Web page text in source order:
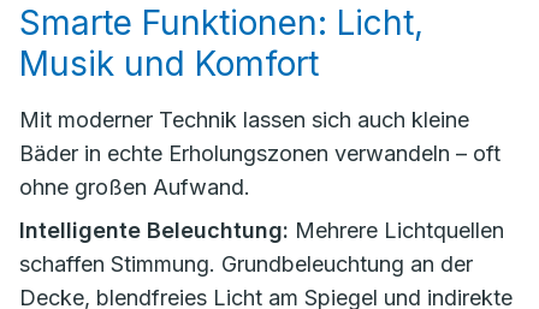
Smarte Funktionen: Licht,
Musik und Komfort
Mit moderner Technik lassen sich auch kleine
Bäder in echte Erholungszonen verwandeln – oft
ohne großen Aufwand.
Intelligente Beleuchtung: Mehrere Lichtquellen
schaffen Stimmung. Grundbeleuchtung an der
Decke, blendfreies Licht am Spiegel und indirekte